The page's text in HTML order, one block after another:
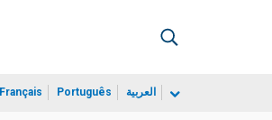
Français Português العربية